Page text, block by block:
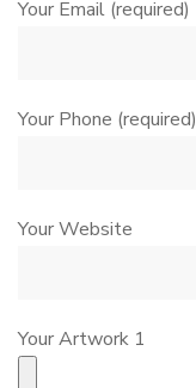
Your Email (required)
Your Phone (required)
Your Website
Your Artwork 1